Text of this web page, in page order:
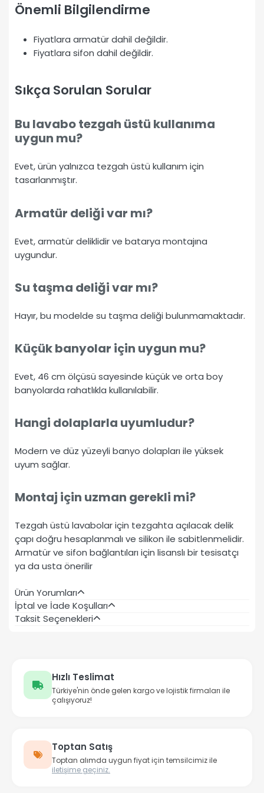
Önemli Bilgilendirme
Fiyatlara armatür dahil değildir.
Fiyatlara sifon dahil değildir.
Sıkça Sorulan Sorular
Bu lavabo tezgah üstü kullanıma
uygun mu?
Evet, ürün yalnızca tezgah üstü kullanım için
tasarlanmıştır.
Armatür deliği var mı?
Evet, armatür deliklidir ve batarya montajına
uygundur.
Su taşma deliği var mı?
Hayır, bu modelde su taşma deliği bulunmamaktadır.
Küçük banyolar için uygun mu?
Evet, 46 cm ölçüsü sayesinde küçük ve orta boy
banyolarda rahatlıkla kullanılabilir.
Hangi dolaplarla uyumludur?
Modern ve düz yüzeyli banyo dolapları ile yüksek
uyum sağlar.
Montaj için uzman gerekli mi?
Tezgah üstü lavabolar için tezgahta açılacak delik
çapı doğru hesaplanmalı ve silikon ile sabitlenmelidir.
Armatür ve sifon bağlantıları için lisanslı bir tesisatçı
ya da usta önerilir
Ürün Yorumları
İptal ve İade Koşulları
Taksit Seçenekleri
Hızlı Teslimat
Türkiye'nin önde gelen kargo ve lojistik firmaları ile
çalışıyoruz!
Toptan Satış
Toptan alımda uygun fiyat için temsilcimiz ile
iletişime geçiniz.